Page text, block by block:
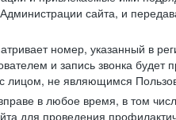
сайта, и
номер, указанный в
и запись звонка будет
лицом, не являющимся
в любое время, в том
для проведения